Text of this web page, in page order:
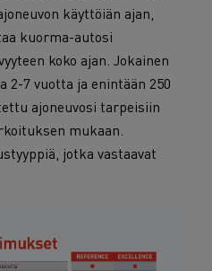
käyttöiän ajan,
kuorma-autosi
koko ajan. Jokainen
2-7 vuotta ja enintään 250
ajoneuvosi tarpeisiin
mukaan.
jotka vastaavat